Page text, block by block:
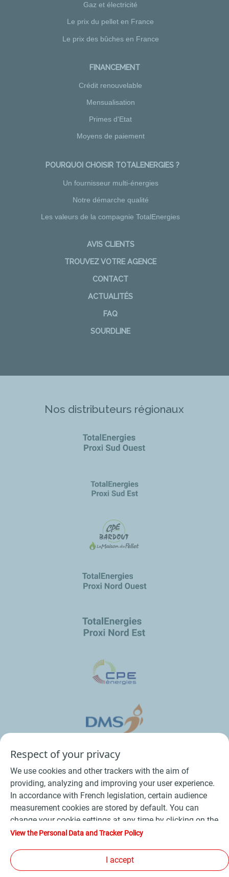
Gaz et électricité
Le prix du pellet en France
Le prix des bûches en France
FINANCEMENT
Crédit renouvelable
Mensualisation
Primes d'Etat
Moyens de paiement
POURQUOI CHOISIR TOTALENERGIES ?
Un fournisseur multi-énergies
Notre démarche qualité
Les valeurs de la compagnie TotalEnergies
AVIS CLIENTS
TROUVEZ VOTRE AGENCE
CONTACT
ACTUALITÉS
FAQ
SOURDLINE
Nos distributeurs régionaux
Conditions Générales de Vente Bois
Conditions Générales d’Utilisation
Respect of your privacy
We use cookies and other trackers with the aim of
providing, analyzing and improving your user experience.
In accordance with French legislation, certain audience
measurement cookies are stored by default. You can
change your cookie settings at any time by clicking on the
"Manage my cookies" button. By clicking on the "Accept"
device. If you click on "Decline", only the technical cookies
required for the site to function correctly will be used. For
View the Personal Data and Tracker Policy
I accept